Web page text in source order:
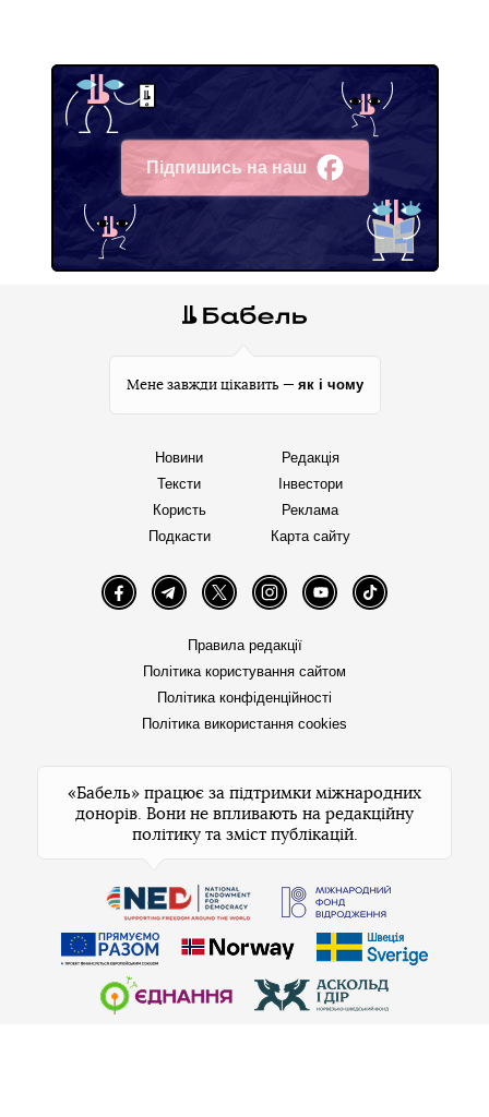
Підпишись на наш
Facebook
Мене завжди цікавить — як і чому
Новини
Тексти
Користь
Подкасти
Редакція
Інвестори
Реклама
Карта сайту
FacebookTelegramTwitter InstagramYouTube TikTok
Правила редакції
Політика користування сайтом
Політика конфіденційності
Політика використання cookies
«Бабель» працює за підтримки міжнародних
донорів. Вони не впливають на редакційну
політику та зміст публікацій.